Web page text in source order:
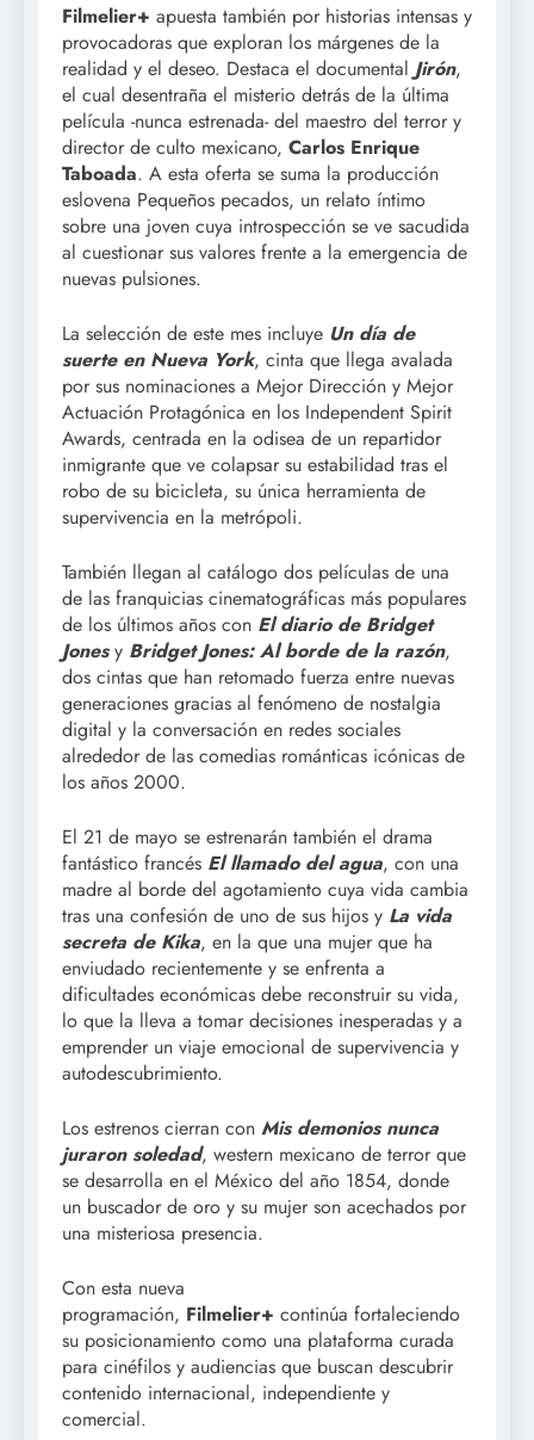
Filmelier+ apuesta también por historias intensas y
provocadoras que exploran los márgenes de la
realidad y el deseo. Destaca el documental Jirón,
el cual desentraña el misterio detrás de la última
película -nunca estrenada- del maestro del terror y
director de culto mexicano, Carlos Enrique
Taboada. A esta oferta se suma la producción
eslovena Pequeños pecados, un relato íntimo
sobre una joven cuya introspección se ve sacudida
al cuestionar sus valores frente a la emergencia de
nuevas pulsiones.
La selección de este mes incluye Un día de
suerte en Nueva York, cinta que llega avalada
por sus nominaciones a Mejor Dirección y Mejor
Actuación Protagónica en los Independent Spirit
Awards, centrada en la odisea de un repartidor
inmigrante que ve colapsar su estabilidad tras el
robo de su bicicleta, su única herramienta de
supervivencia en la metrópoli.
También llegan al catálogo dos películas de una
de las franquicias cinematográficas más populares
de los últimos años con El diario de Bridget
Jonesy Bridget Jones: Al borde de la razón,
dos cintas que han retomado fuerza entre nuevas
generaciones gracias al fenómeno de nostalgia
digital y la conversación en redes sociales
alrededor de las comedias románticas icónicas de
los años 2000.
El 21 de mayo se estrenarán también el drama
fantástico francés El llamado del agua, con una
madre al borde del agotamiento cuya vida cambia
tras una confesión de uno de sus hijos y La vida
secreta de Kika, en la que una mujer que ha
enviudado recientemente y se enfrenta a
dificultades económicas debe reconstruir su vida,
lo que la lleva a tomar decisiones inesperadas y a
emprender un viaje emocional de supervivencia y
autodescubrimiento.
Los estrenos cierran con Mis demonios nunca
juraron soledad, western mexicano de terror que
se desarrolla en el México del año 1854, donde
un buscador de oro y su mujer son acechados por
una misteriosa presencia.
Con esta nueva
programación, Filmelier+ continúa fortaleciendo
su posicionamiento como una plataforma curada
para cinéfilos y audiencias que buscan descubrir
contenido internacional, independiente y
comercial.